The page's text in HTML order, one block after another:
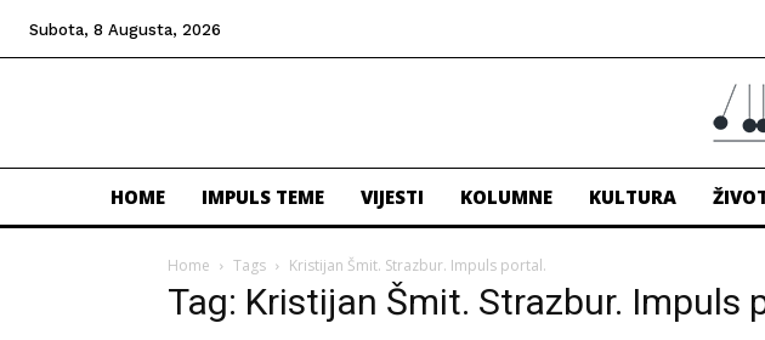
Subota, 8 Augusta, 2026
HOME IMPULS TEME VIJESTI KOLUMNE KULTURA
Home Tags Kristijan Šmit. Strazbur. Impuls portal.
Tag: Kristijan Šmit. Strazbur. Impuls